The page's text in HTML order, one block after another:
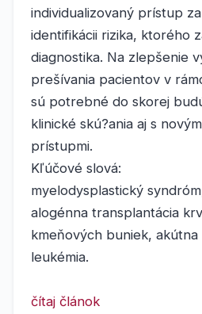
individualizovaný prístup
identifikácii rizika, ktorého
diagnostika. Na zlepšenie
prešívania pacientov v
sú potrebné do skorej
klinické skú?ania aj s
prístupmi.
Kľúčové slová:
myelodysplastický
alogénna transplantácia
kmeňových buniek,
leukémia.
čítaj článok